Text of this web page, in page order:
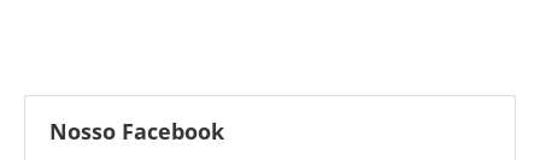
Nosso Facebook